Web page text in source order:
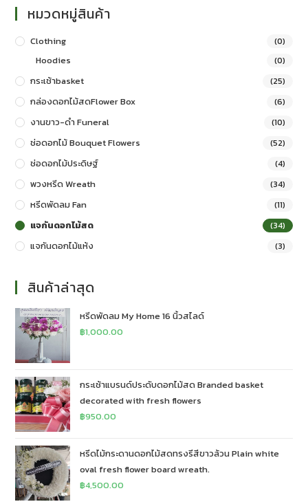
หมวดหมู่สินค้า
Clothing (0)
Hoodies (0)
กระเช้าbasket (25)
กล่องดอกไม้สดFlower Box (6)
งานขาว-ดำ Funeral (10)
ช่อดอกไม้ Bouquet Flowers (52)
ช่อดอกไม้ประดิษฐ์ (4)
พวงหรีด Wreath (34)
หรีดพัดลม Fan (11)
แจกันดอกไม้สด (34)
แจกันดอกไม้แห้ง (3)
สินค้าล่าสุด
หรีดพัดลม My Home 16 นิ้วสไลด์
฿1,000.00
กระเช้าแบรนด์ประดับดอกไม้สด Branded basket
decorated with fresh flowers
฿950.00
หรีดไม้กระดานดอกไม้สดทรงรีสีขาวล้วน Plain white
oval fresh flower board wreath.
฿4,500.00